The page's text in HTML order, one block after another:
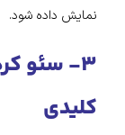
نمایش داده شود.
۳- سئو
کلیدی